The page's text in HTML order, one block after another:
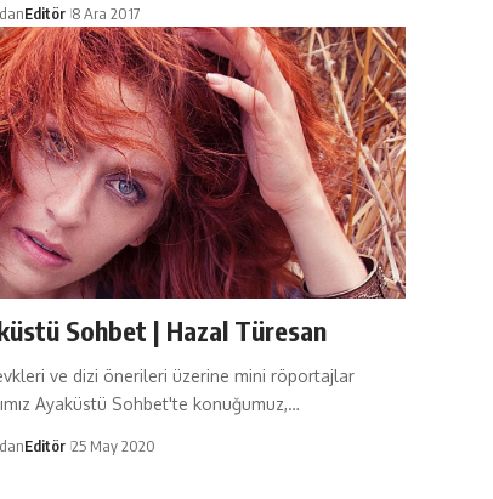
Editör 8 Ara 2017
Sohbet | Hazal Türesan
ve dizi önerileri üzerine mini röportajlar
Ayaküstü Sohbet'te konuğumuz,…
Editör 25 May 2020